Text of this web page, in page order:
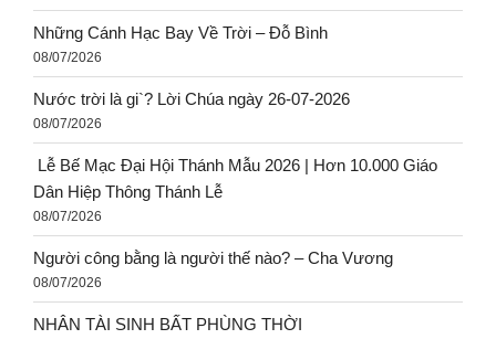
Những Cánh Hạc Bay Về Trời – Đỗ Bình
08/07/2026
Nước trời là gi`? Lời Chúa ngày 26-07-2026
08/07/2026
Lễ Bế Mạc Đại Hội Thánh Mẫu 2026 | Hơn 10.000 Giáo
Dân Hiệp Thông Thánh Lễ
08/07/2026
Người công bằng là người thế nào? – Cha Vương
08/07/2026
NHÂN TÀI SINH BẤT PHÙNG THỜI